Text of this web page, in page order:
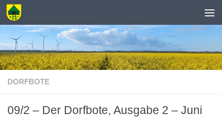
Zum Inhalt springen
DORFBOTE
09/2 – Der Dorfbote, Ausgabe 2 – Juni